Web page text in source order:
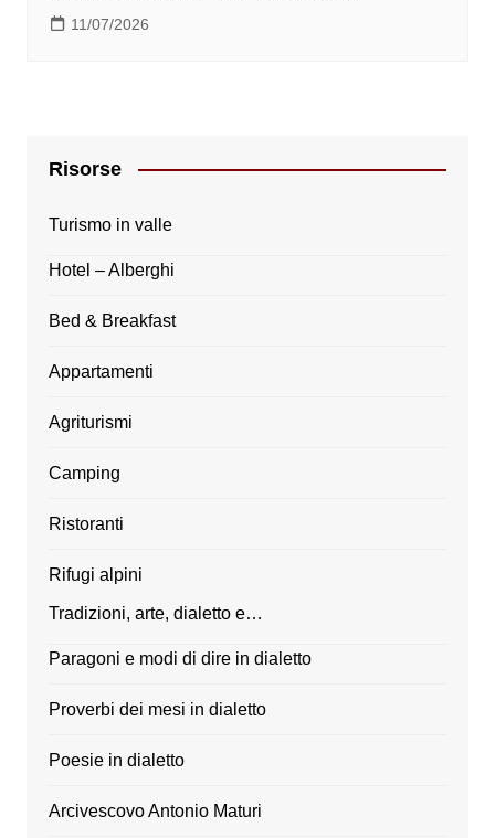
11/07/2026
Risorse
Turismo in valle
Hotel – Alberghi
Bed & Breakfast
Appartamenti
Agriturismi
Camping
Ristoranti
Rifugi alpini
Tradizioni, arte, dialetto e…
Paragoni e modi di dire in dialetto
Proverbi dei mesi in dialetto
Poesie in dialetto
Arcivescovo Antonio Maturi